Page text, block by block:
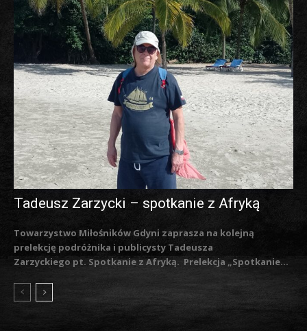
Tadeusz Zarzycki – spotkanie z Afryką
Towarzystwo Miłośników Gdyni zaprasza na kolejną
prelekcję podróżnika i publicysty Tadeusza
Zarzyckiego pt. Spotkanie z Afryką. Prelekcja „Spotkanie...